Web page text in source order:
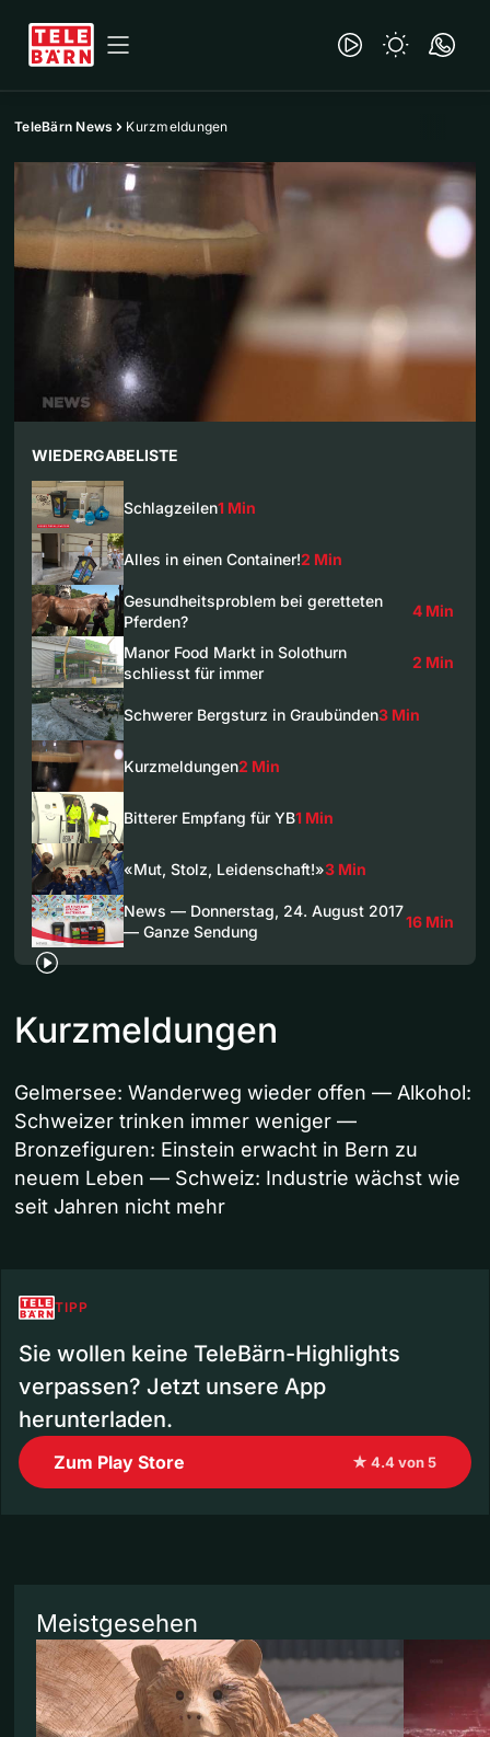
TeleBärn News Kurzmeldungen
WIEDERGABELISTE
Schlagzeilen1 Min
Alles in einen Container!2 Min
Gesundheitsproblem bei geretteten
Pferden?
4 Min
Manor Food Markt in Solothurn
schliesst für immer
2 Min
Schwerer Bergsturz in Graubünden3 Min
Kurzmeldungen2 Min
Bitterer Empfang für YB1 Min
«Mut, Stolz, Leidenschaft!»3 Min
News — Donnerstag, 24. August 2017
— Ganze Sendung
16 Min
Kurzmeldungen
Gelmersee: Wanderweg wieder offen — Alkohol:
Schweizer trinken immer weniger —
Bronzefiguren: Einstein erwacht in Bern zu
neuem Leben — Schweiz: Industrie wächst wie
seit Jahren nicht mehr
TIPP
Sie wollen keine TeleBärn-Highlights
verpassen? Jetzt unsere App
herunterladen.
Zum Play Store ★ 4.4 von 5
Meistgesehen